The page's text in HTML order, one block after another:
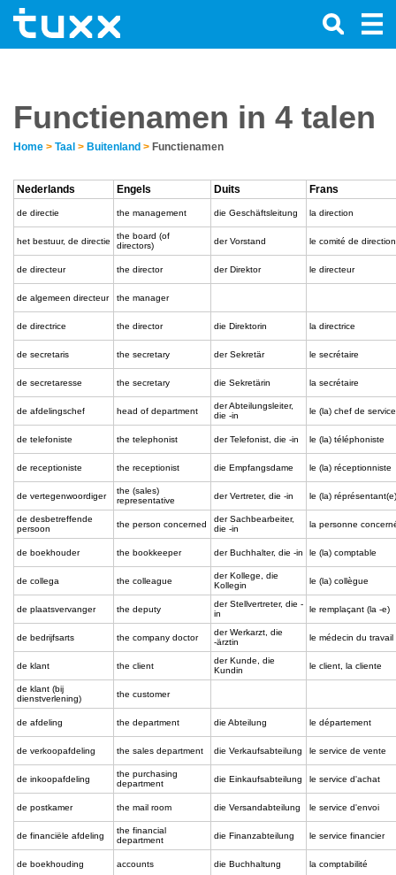
Functienamen in 4 talen
Home > Taal > Buitenland > Functienamen
Nederlands Engels Duits Frans
de directie the management die Geschäftsleitung la direction
het bestuur, de directie
the board (of
directors)
der Vorstand le comité de direction
de directeur the director der Direktor le directeur
de algemeen directeur the manager
de directrice the director die Direktorin la directrice
de secretaris the secretary der Sekretär le secrétaire
de secretaresse the secretary die Sekretärin la secrétaire
de afdelingschef head of department
der Abteilungsleiter,
die -in
le (la) chef de service
de telefoniste the telephonist der Telefonist, die -in le (la) téléphoniste
de receptioniste the receptionist die Empfangsdame le (la) réceptionniste
de vertegenwoordiger
the (sales)
representative
der Vertreter, die -in le (la) réprésentant(e)
de desbetreffende
persoon
the person concerned
der Sachbearbeiter,
die -in
la personne
de boekhouder the bookkeeper der Buchhalter, die -in le (la) comptable
de collega the colleague
der Kollege, die
Kollegin
le (la) collègue
de plaatsvervanger the deputy
der Stellvertreter, die -
in
le remplaçant (la -e)
de bedrijfsarts the company doctor
der Werkarzt, die
-ärztin
le médecin du travail
de klant the client
der Kunde, die
Kundin
le client, la cliente
de klant (bij
dienstverlening)
the customer
de afdeling the department die Abteilung le département
de verkoopafdeling the sales department die Verkaufsabteilung le service de vente
de inkoopafdeling
the purchasing
department
die Einkaufsabteilung le service d'achat
de postkamer the mail room die Versandabteilung le service d'envoi
de financiële afdeling
the financial
department
die Finanzabteilung le service financier
de boekhouding accounts die Buchhaltung la comptabilité